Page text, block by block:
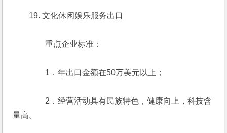
19. 文化休闲娱乐服务出口
重点企业标准：
1．年出口金额在50万美元以上；
2．经营活动具有民族特色，健康向上，科技含
量高。